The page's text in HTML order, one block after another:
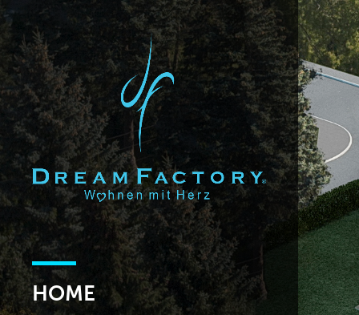
HOME